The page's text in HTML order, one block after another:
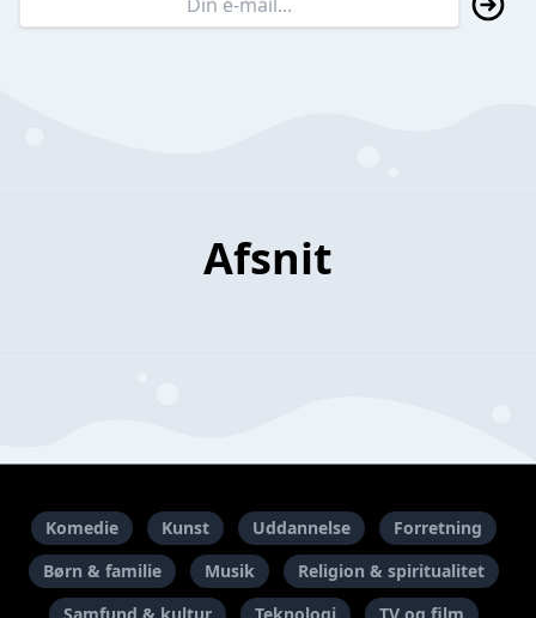
Afsnit
Komedie Kunst Uddannelse
Forretning
Børn & familie
Musik
Religion & spiritualitet